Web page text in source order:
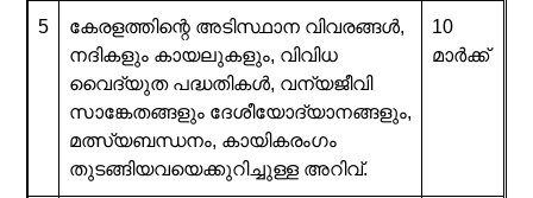
5
കേരളത്തിന്റെ അടിസ്ഥാന വിവരങ്ങൾ,
നദികളും കായലുകളും, വിവിധ
വൈദ്യുത പദ്ധതികൾ, വന്യജീവി
സാങ്കേതങ്ങളും ദേശീയോദ്യാനങ്ങളും,
മത്സ്യബന്ധനം, കായികരംഗം
തുടങ്ങിയവയെക്കുറിച്ചുള്ള അറിവ്.
10
മാർക്ക്